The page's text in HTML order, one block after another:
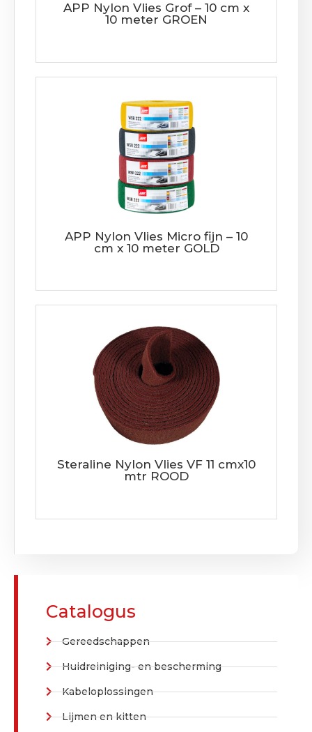
Catalogus
Gereedschappen
Huidreiniging- en bescherming
Kabeloplossingen
Lijmen en kitten
APP Nylon Vlies Grof – 10 cm x
10 meter GROEN
APP Nylon Vlies Micro fijn – 10
cm x 10 meter GOLD
Steraline Nylon Vlies VF 11 cmx10
mtr ROOD